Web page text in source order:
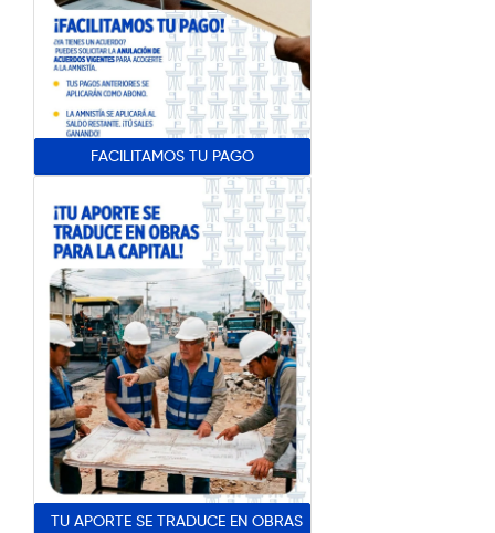
FACILITAMOS TU PAGO
TU APORTE SE TRADUCE EN OBRAS